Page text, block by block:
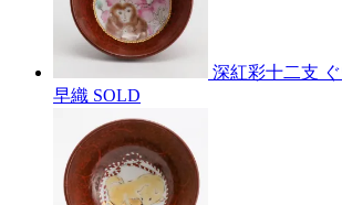
深紅彩十二支
早織 SOLD